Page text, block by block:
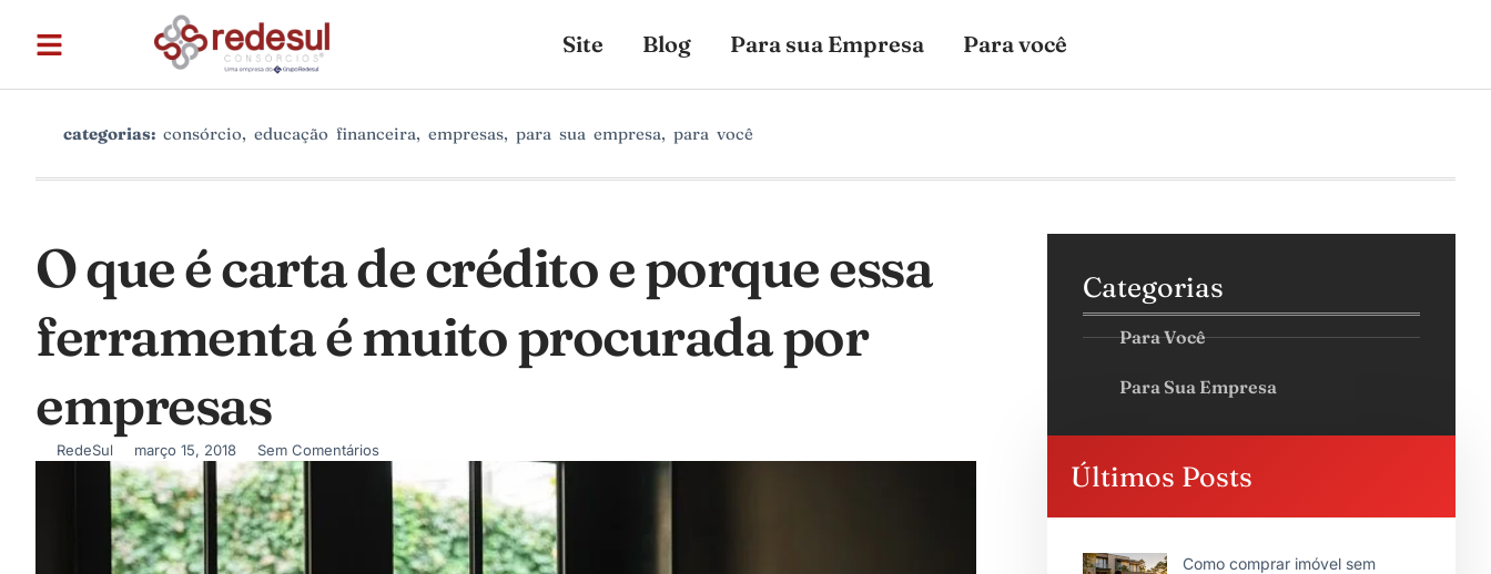
Site Blog Para sua Empresa Para você
categorias: consórcio, educação financeira, empresas, para sua empresa, para você
O que é carta de crédito e porque essa
ferramenta é muito procurada por
empresas
RedeSul março 15, 2018 Sem Comentários
Categorias
Para Você
Para Sua Empresa
Últimos Posts
Como comprar imóvel sem